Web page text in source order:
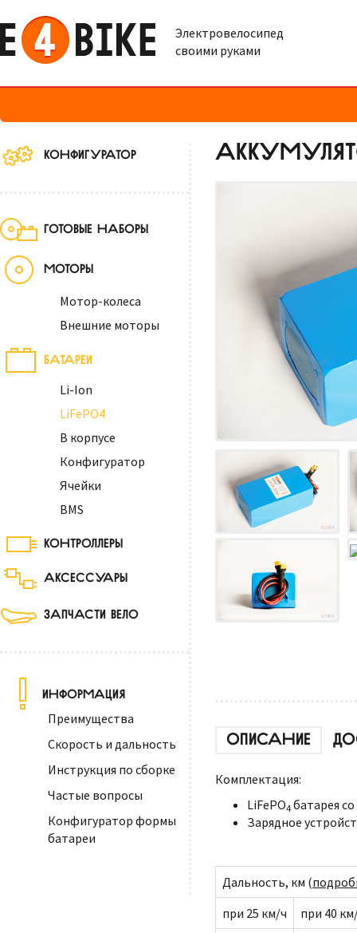
Электровелосипед
своими руками
КОНФИГУРАТОР
ГОТОВЫЕ НАБОРЫ
МОТОРЫ
Мотор-колеса
Внешние моторы
БАТАРЕИ
Li-Ion
LiFePO4
В корпусе
Конфигуратор
Ячейки
BMS
КОНТРОЛЛЕРЫ
АКСЕССУАРЫ
ЗАПЧАСТИ ВЕЛО
ИНФОРМАЦИЯ
Преимущества
Скорость и дальность
Инструкция по сборке
Частые вопросы
Конфигуратор формы
батареи
ОПИСАНИЕ
Комплектация:
LiFePO4 батарея
Зарядное
Дальность, км (
при 25 км/ч
при 40